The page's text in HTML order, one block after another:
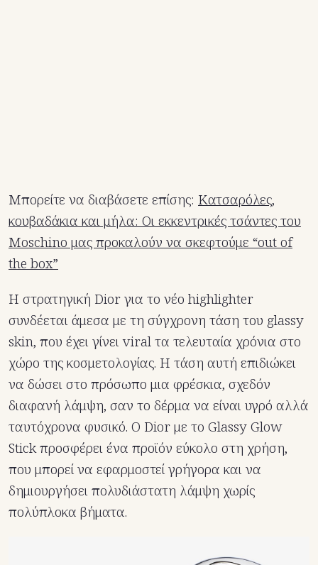
Μπορείτε να διαβάσετε επίσης: Κατσαρόλες,
κουβαδάκια και μήλα: Οι εκκεντρικές τσάντες του
Moschino μας προκαλούν να σκεφτούμε “out of
the box”
Η στρατηγική Dior για το νέο highlighter
συνδέεται άμεσα με τη σύγχρονη τάση του glassy
skin, που έχει γίνει viral τα τελευταία χρόνια στο
χώρο της κοσμετολογίας. Η τάση αυτή επιδιώκει
να δώσει στο πρόσωπο μια φρέσκια, σχεδόν
διαφανή λάμψη, σαν το δέρμα να είναι υγρό αλλά
ταυτόχρονα φυσικό. Ο Dior με το Glassy Glow
Stick προσφέρει ένα προϊόν εύκολο στη χρήση,
που μπορεί να εφαρμοστεί γρήγορα και να
δημιουργήσει πολυδιάστατη λάμψη χωρίς
πολύπλοκα βήματα.